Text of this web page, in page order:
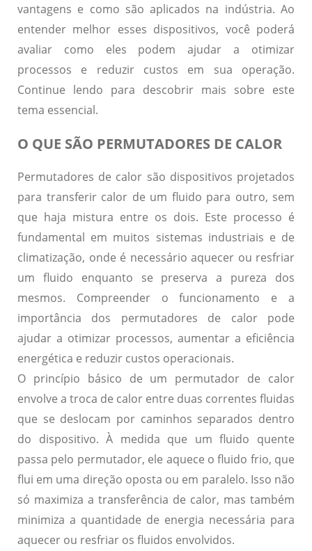
vantagens e como são aplicados na indústria. Ao
entender melhor esses dispositivos, você poderá
avaliar como eles podem ajudar a otimizar
processos e reduzir custos em sua operação.
Continue lendo para descobrir mais sobre este
tema essencial.
O QUE SÃO PERMUTADORES DE CALOR
Permutadores de calor são dispositivos projetados
para transferir calor de um fluido para outro, sem
que haja mistura entre os dois. Este processo é
fundamental em muitos sistemas industriais e de
climatização, onde é necessário aquecer ou resfriar
um fluido enquanto se preserva a pureza dos
mesmos. Compreender o funcionamento e a
importância dos permutadores de calor pode
ajudar a otimizar processos, aumentar a eficiência
energética e reduzir custos operacionais.
O princípio básico de um permutador de calor
envolve a troca de calor entre duas correntes fluidas
que se deslocam por caminhos separados dentro
do dispositivo. À medida que um fluido quente
passa pelo permutador, ele aquece o fluido frio, que
flui em uma direção oposta ou em paralelo. Isso não
só maximiza a transferência de calor, mas também
minimiza a quantidade de energia necessária para
aquecer ou resfriar os fluidos envolvidos.